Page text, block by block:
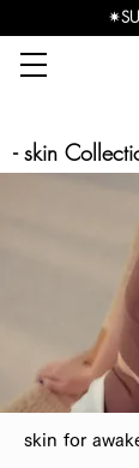
- skin
skin for